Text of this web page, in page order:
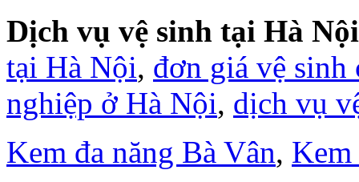
Dịch vụ vệ sinh tại Hà
tại Hà Nội, đơn giá vệ sinh
nghiệp ở Hà Nội, dịch vụ
Kem đa năng Bà Vân,